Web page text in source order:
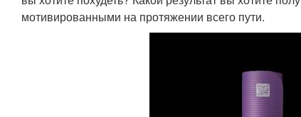
мотивированными на протяжении всего пути.